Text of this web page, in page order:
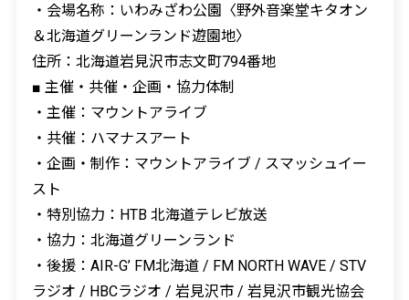
・会場名称：いわみざわ公園〈野外音楽堂キタオン
＆北海道グリーンランド遊園地〉
住所：北海道岩見沢市志文町794番地
■ 主催・共催・企画・協力体制
・主催：マウントアライブ
・共催：ハマナスアート
・企画・制作：マウントアライブ / スマッシュイー
スト
・特別協力：HTB 北海道テレビ放送
・協力：北海道グリーンランド
・後援：AIR-G’ FM北海道 / FM NORTH WAVE / STV
ラジオ / HBCラジオ / 岩見沢市 / 岩見沢市観光協会